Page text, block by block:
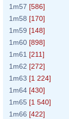
1m57 [586]
1m58 [170]
1m59 [148]
1m60 [898]
1m61 [211]
1m62 [272]
1m63 [1 224]
1m64 [430]
1m65 [1 540]
1m66 [422]